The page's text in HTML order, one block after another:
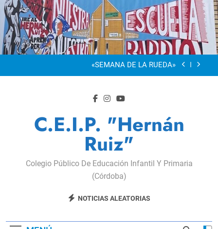
Saltar
al
contenido
“Visibles Sí”
Dia De La Familia
«SEMANA DE LA RUEDA»
Dia De La Familia
«SEMANA DE LA RUEDA»
Apadrinamiento Lector 2026
C.E.I.P. "Hernán
Ruiz"
Colegio Público De Educación Infantil Y Primaria
(Córdoba)
NOTICIAS ALEATORIAS